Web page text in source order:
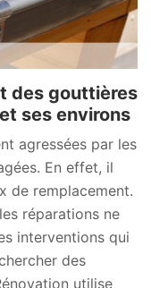
des gouttières
ses environs
agressées par les
En effet, il
de remplacement.
réparations ne
interventions qui
des
utilise